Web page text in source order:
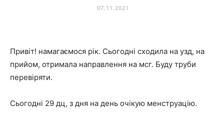
07.11.2021
Привіт! намагаємося рік. Сьогодні сходила на узд, на
прийом, отримала направлення на мсг. Буду труби
перевіряти.
Сьогодні 29 дц, з дня на день очікую менструацію.